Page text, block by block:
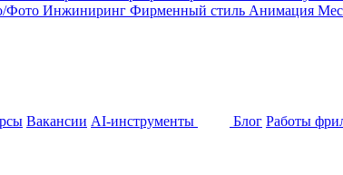
Фото Инжиниринг Фирменный стиль Анимация
Вакансии AI-инструменты Блог Работы